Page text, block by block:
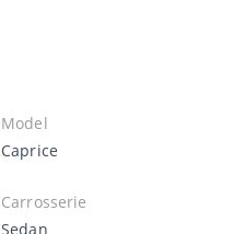
Model
Caprice
Carrosserie
Sedan